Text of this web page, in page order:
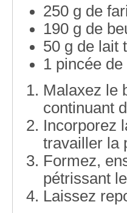
250 g de
190 g de
50 g de lait
1 pincée de
Malaxez le
continuant
Incorporez
travailler la
Formez,
pétrissant
Laissez